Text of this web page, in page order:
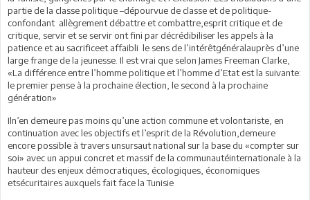
partie de la classe politique –dépourvue de classe et de politique-
confondant allègrement débattre et combattre,esprit critique et de
critique, servir et se servir ont fini par décrédibiliser les appels à la
patience et au sacrificeet affaibli le sens de l’intérêtgénéralauprès d’une
large frange de la jeunesse. Il est vrai que selon James Freeman Clarke,
«La différence entre l’homme politique et l’homme d’Etat est la suivante:
le premier pense à la prochaine élection, le second à la prochaine
génération»
Iln’en demeure pas moins qu’une action commune et volontariste, en
continuation avec les objectifs et l’esprit de la Révolution,demeure
encore possible à travers unsursaut national sur la base du «compter sur
soi» avec un appui concret et massif de la communautéinternationale à la
hauteur des enjeux démocratiques, écologiques, économiques
etsécuritaires auxquels fait face la Tunisie